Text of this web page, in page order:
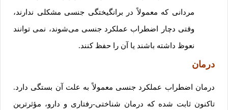
مردانی که معمولاً در برانگیختگی جنسی مشکلی ندارند،
وقتی دچار اضطراب عملکرد جنسی می‌شوند، نمی توانند
نعوظ داشته باشند یا آن را حفظ کنند.
درمان
درمان اضطراب عملکرد جنسی معمولاً به علت آن بستگی دارد.
تاکنون ثابت شده که درمان شناختی-رفتاری و دارو، مؤثرترین